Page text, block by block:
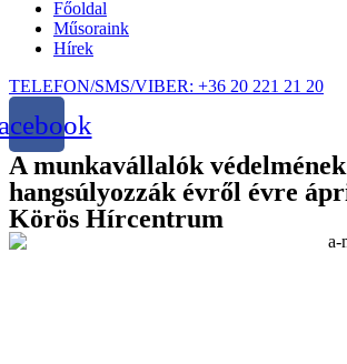
Főoldal
Műsoraink
Hírek
TELEFON/SMS/VIBER: +36 20 221 21 20
A munkavállalók
hangsúlyozzák évről évre
Körös Hírcentrum